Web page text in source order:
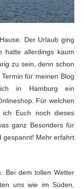
Der Urlaub ging
hatte allerdings kaum
zu sein, denn schon
für meinen Blog
in Hamburg ein
Für welchen
Euch noch dieses
ganz Besonders für
gespannt! Mehr erfahrt
Bei dem tollen Wetter
uns wie im Süden,